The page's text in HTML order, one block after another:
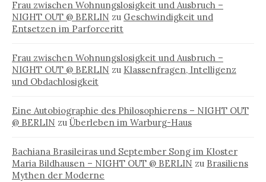
Frau zwischen Wohnungslosigkeit und Ausbruch –
NIGHT OUT @ BERLIN zu Geschwindigkeit und
Entsetzen im Parforceritt
Frau zwischen Wohnungslosigkeit und Ausbruch –
NIGHT OUT @ BERLIN zu Klassenfragen, Intelligenz
und Obdachlosigkeit
Eine Autobiographie des Philosophierens – NIGHT OUT
@ BERLIN zu Überleben im Warburg-Haus
Bachiana Brasileiras und September Song im Kloster
Maria Bildhausen – NIGHT OUT @ BERLIN zu Brasiliens
Mythen der Moderne